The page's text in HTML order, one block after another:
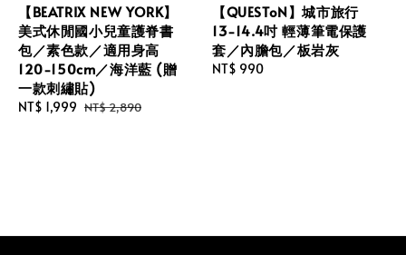
【BEATRIX NEW YORK】
美式休閒國小兒童護脊書
包／素色款／適用身高
120-150cm／海洋藍 (贈
一款刺繡貼)
Sale
NT$ 1,999 Regular
NT$ 2,890
【QUESToN】城市旅行
13-14.4吋 輕薄筆電保護
套／內膽包／板岩灰
Regular
NT$ 990